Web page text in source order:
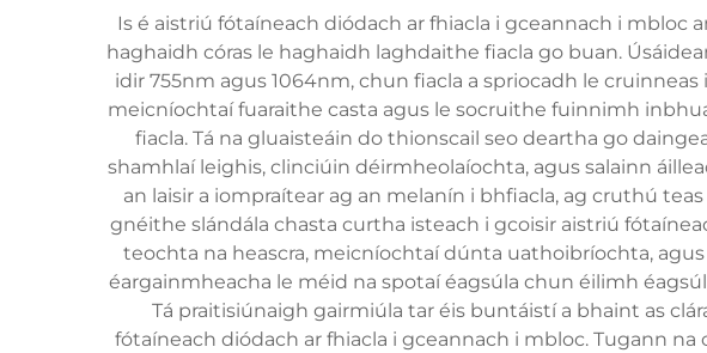
Is é aistriú fótaíneach diódach ar fhiacla i gceannach i mbloc
haghaidh córas le haghaidh laghdaithe fiacla go buan.
idir 755nm agus 1064nm, chun fiacla a spriocadh le
meicníochtaí fuaraithe casta agus le socruithe fuinnimh
fiacla. Tá na gluaisteáin do thionscail seo deartha go
shamhlaí leighis, clinciúin déirmheolaíochta, agus salainn
an laisir a iompraítear ag an melanín i bhfiacla, ag cruthú
gnéithe slándála chasta curtha isteach i gcoisir aistriú
teochta na heascra, meicníochtaí dúnta uathoibríochta,
éargainmheacha le méid na spotaí éagsúla chun éilimh
Tá praitisiúnaigh gairmiúla tar éis buntáistí a bhaint as
fótaíneach diódach ar fhiacla i gceannach i mbloc. Tugann